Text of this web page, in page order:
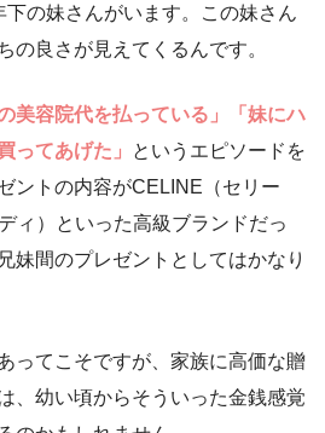
の妹さんがいます。この妹さん
の良さが見えてくるんです。
の美容院代を払っている」「妹にハ
ってあげた」
というエピソードを
ントの内容がCELINE（セリー
ィ）といった高級ブランドだっ
妹間のプレゼントとしてはかなり
ってこそですが、家族に高価な贈
、幼い頃からそういった金銭感覚